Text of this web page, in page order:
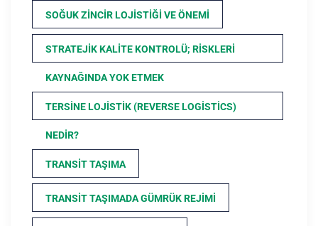
SOĞUK ZINCIR LOJISTIĞI VE ÖNEMI
STRATEJIK KALITE KONTROLÜ; RISKLERI
KAYNAĞINDA YOK ETMEK
TERSINE LOJISTIK (REVERSE LOGISTICS)
NEDIR?
TRANSIT TAŞIMA
TRANSIT TAŞIMADA GÜMRÜK REJIMI